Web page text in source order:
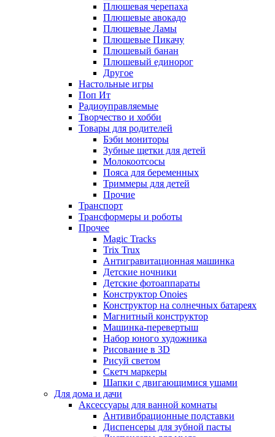
Плюшевая черепаха
Плюшевые авокадо
Плюшевые Ламы
Плюшевые Пикачу
Плюшевый банан
Плюшевый единорог
Другое
Настольные игры
Поп Ит
Радиоуправляемые
Творчество и хобби
Товары для родителей
Бэби мониторы
Зубные щетки для детей
Молокоотсосы
Пояса для беременных
Триммеры для детей
Прочие
Транспорт
Трансформеры и роботы
Прочее
Magic Tracks
Trix Trux
Антигравитационная машинка
Детские ночники
Детские фотоаппараты
Конструктор Onoies
Конструктор на солнечных батареях
Магнитный конструктор
Машинка-перевертыш
Набор юного художника
Рисование в 3D
Рисуй светом
Скетч маркеры
Шапки с двигающимися ушами
Для дома и дачи
Аксессуары для ванной комнаты
Антивибрационные подставки
Диспенсеры для зубной пасты